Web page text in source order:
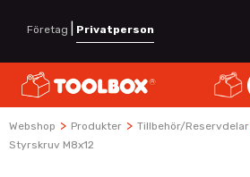
Företag Privatperson
Webshop > Produkter > Tillbehör/Reservdelar
Styrskruv M8x12